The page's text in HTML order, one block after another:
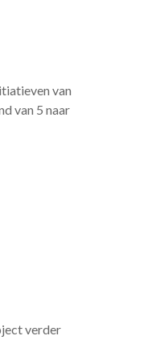
van
van 5 naar
verder